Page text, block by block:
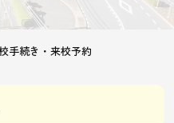
手続き・来校予約